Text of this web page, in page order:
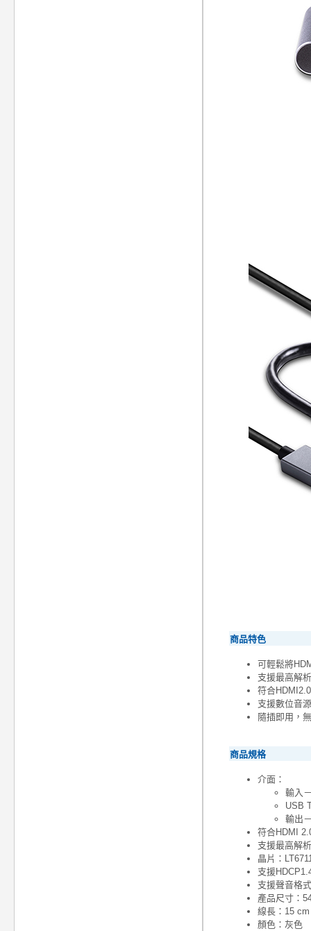
商品特色
可輕鬆將
支援最高解
符合
支援數位音
隨插即用，
商品規格
介面：
輸入
USB
輸出
符合HDMI
支援最高解
晶片：
支援
支援聲音格
產品尺寸：
線長：15
顏色：灰色